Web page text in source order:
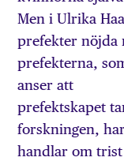
Men i Ulrika
prefekter nöjda
prefekterna,
anser att
prefektskapet
forskningen,
handlar om